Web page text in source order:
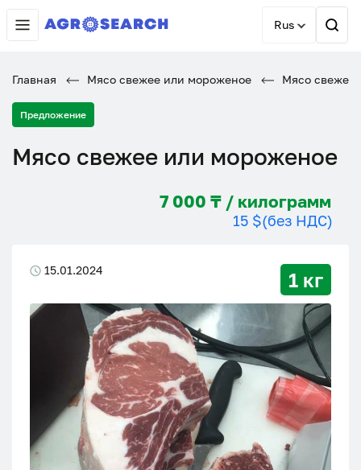
Rus
Главная Мясо свежее или мороженое Мясо свежее
Предложение
Мясо свежее или мороженое
7 000 ₸ / килограмм
15 $(без НДС)
15.01.2024 1 кг